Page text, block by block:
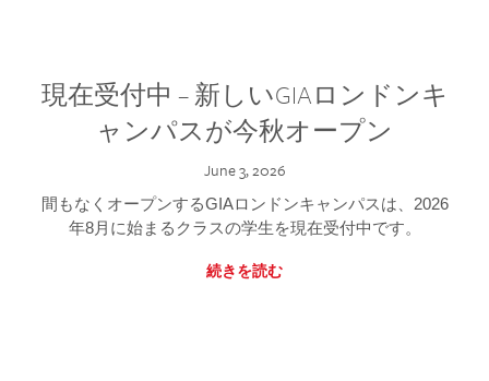
現在受付中 – 新しいGIAロンドンキ
ャンパスが今秋オープン
June 3, 2026
間もなくオープンするGIAロンドンキャンパスは、2026
年8月に始まるクラスの学生を現在受付中です。
続きを読む